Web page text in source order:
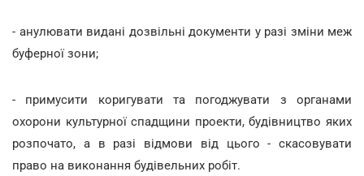
- анулювати видані дозвільні документи у разі зміни меж
буферної зони;
- примусити коригувати та погоджувати з органами
охорони культурної спадщини проекти, будівництво яких
розпочато, а в разі відмови від цього - скасовувати
право на виконання будівельних робіт.